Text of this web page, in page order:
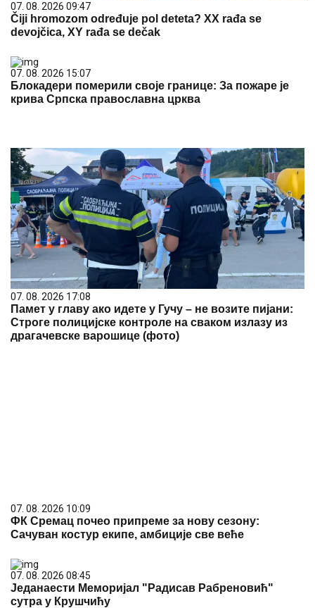
07. 08. 2026 09:47
Čiji hromozom određuje pol deteta? XX rađa se
devojčica, XY rađa se dečak
07. 08. 2026 15:07
Блокадери померили своје границе: За пожаре је
крива Српска православна црква
07. 08. 2026 17:08
Памет у главу ако идете у Гучу – не возите пијани:
Строге полицијске контроле на сваком излазу из
драгачевске варошице (фото)
07. 08. 2026 10:09
ФК Сремац почео припреме за нову сезону:
Сачуван костур екипе, амбиције све веће
07. 08. 2026 08:45
Једанаести Меморијал "Радисав Рабреновић"
сутра у Крушчићу